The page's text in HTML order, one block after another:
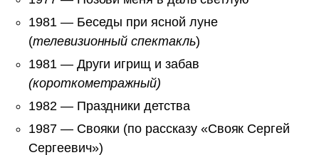
1981 — Беседы при ясной луне
(телевизионный спектакль)
1981 — Други игрищ и забав
(короткометражный)
1982 — Праздники детства
1987 — Свояки (по рассказу «Свояк Сергей
Сергеевич»)